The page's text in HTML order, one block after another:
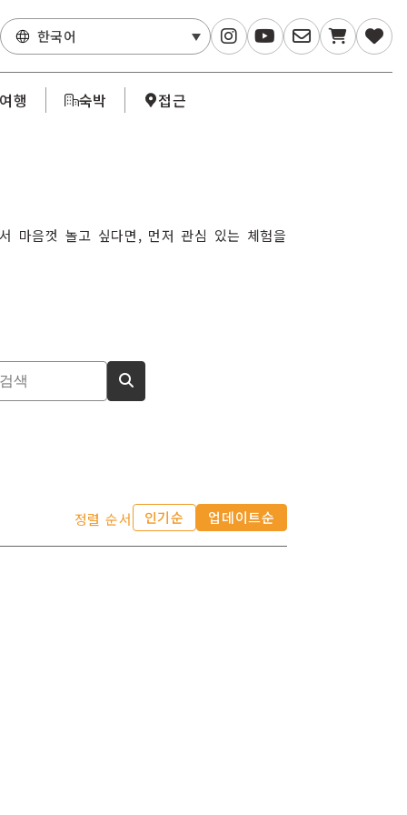
한국어
행 숙박 접근
마음껏 놀고 싶다면, 먼저 관심 있는 체험을
정렬 순서 인기순 업데이트순